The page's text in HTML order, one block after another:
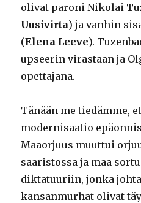
olivat paroni Nikolai
Uusivirta) ja vanhin
(Elena Leeve).
upseerin virastaan ja
opettajana.
Tänään me tiedämme,
modernisaatio
Maaorjuus muuttui
saaristossa ja maa
diktatuuriin, jonka
kansanmurhat olivat